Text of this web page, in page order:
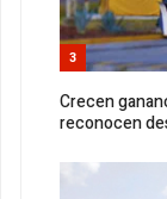
3
Crecen
reconocen